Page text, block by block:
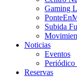
Gaming
Subida
Noticias
Eventos
Periódico
Reservas